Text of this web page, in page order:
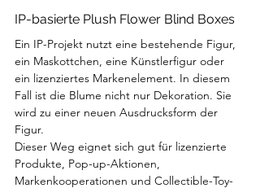
IP-basierte Plush Flower Blind Boxes
Ein IP-Projekt nutzt eine bestehende Figur,
ein Maskottchen, eine Künstlerfigur oder
ein lizenziertes Markenelement. In diesem
Fall ist die Blume nicht nur Dekoration. Sie
wird zu einer neuen Ausdrucksform der
Figur.
Dieser Weg eignet sich gut für lizenzierte
Produkte, Pop-up-Aktionen,
Markenkooperationen und Collectible-Toy-